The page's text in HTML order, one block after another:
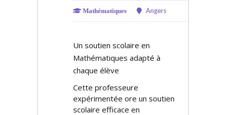
Mathématiques Angers
Un soutien scolaire en
Mathématiques adapté à
chaque élève
Cette professeure
expérimentée offre un soutien
scolaire efficace en